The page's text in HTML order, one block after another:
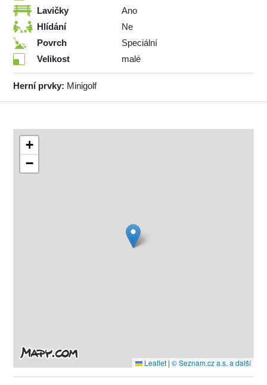
Lavičky
Ano
Hlídání
Ne
Povrch
Speciální
Velikost
malé
Herní prvky: Minigolf
+
−
Leaflet | © Seznam.cz a.s. a další